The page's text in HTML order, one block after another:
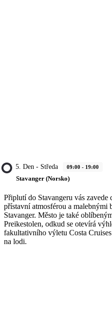
5. Den - Středa 09:00 - 19:00
Stavanger (Norsko)
Připlutí do Stavangeru vás zavede
přístavní atmosférou a
Stavanger. Město je také
Preikestolen, odkud se otevírá
fakultativního výletu Costa
na lodi.